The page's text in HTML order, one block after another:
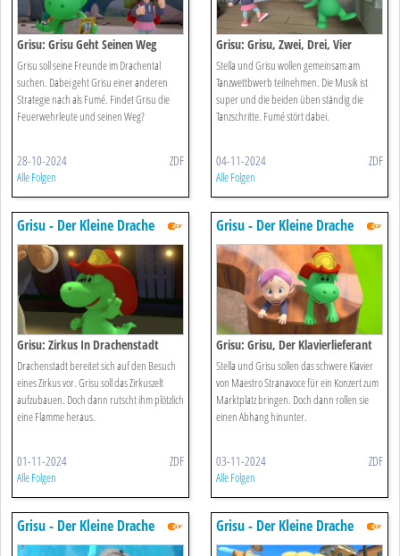
Grisu: Grisu Geht Seinen Weg
Grisu soll seine Freunde im Drachental
suchen. Dabei geht Grisu einer anderen
Strategie nach als Fumé. Findet Grisu die
Feuerwehrleute und seinen Weg?
28-10-2024 ZDF
Alle Folgen
Grisu: Grisu, Zwei, Drei, Vier
Stella und Grisu wollen gemeinsam am
Tanzwettbwerb teilnehmen. Die Musik ist
super und die beiden üben ständig die
Tanzschritte. Fumé stört dabei.
04-11-2024 ZDF
Alle Folgen
Grisu - Der Kleine Drache
Grisu: Zirkus In Drachenstadt
Drachenstadt bereitet sich auf den Besuch
eines Zirkus vor. Grisu soll das Zirkuszelt
aufzubauen. Doch dann rutscht ihm plötzlich
eine Flamme heraus.
01-11-2024 ZDF
Alle Folgen
Grisu - Der Kleine Drache
Grisu: Grisu, Der Klavierlieferant
Stella und Grisu sollen das schwere Klavier
von Maestro Stranavoce für ein Konzert zum
Marktplatz bringen. Doch dann rollen sie
einen Abhang hinunter.
03-11-2024 ZDF
Alle Folgen
Grisu - Der Kleine Drache Grisu - Der Kleine Drache